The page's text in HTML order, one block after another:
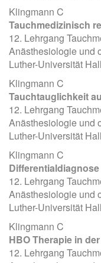
Klingmann C
Tauchmedizinisch
12. Lehrgang
Anästhesiologie und
Luther-Universität
Klingmann C
Tauchtauglichkeit
12. Lehrgang
Anästhesiologie und
Luther-Universität
Klingmann C
12. Lehrgang
Anästhesiologie und
Luther-Universität
Klingmann C
HBO Therapie in
12. Lehrgang